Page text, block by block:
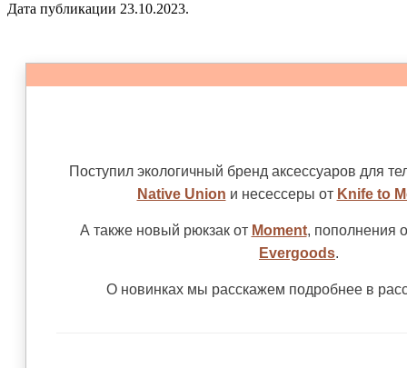
Дата публикации 23.10.2023.
Поступил экологичный бренд аксессуаров для
Native Union и несессеры от Knife to
А также новый рюкзак от Moment, пополнения
Evergoods.
О новинках мы расскажем подробнее в